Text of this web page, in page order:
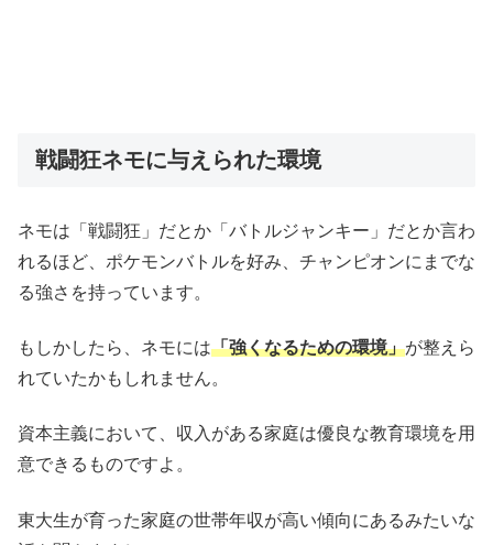
戦闘狂ネモに与えられた環境
ネモは「戦闘狂」だとか「バトルジャンキー」だとか言わ
れるほど、ポケモンバトルを好み、チャンピオンにまでな
る強さを持っています。
もしかしたら、ネモには「強くなるための環境」が整えら
れていたかもしれません。
資本主義において、収入がある家庭は優良な教育環境を用
意できるものですよ。
東大生が育った家庭の世帯年収が高い傾向にあるみたいな